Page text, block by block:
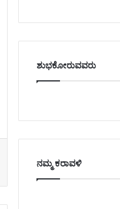
ಶುಭಕೋರುವವರು
ನಮ್ಮ ಕರಾವಳಿ